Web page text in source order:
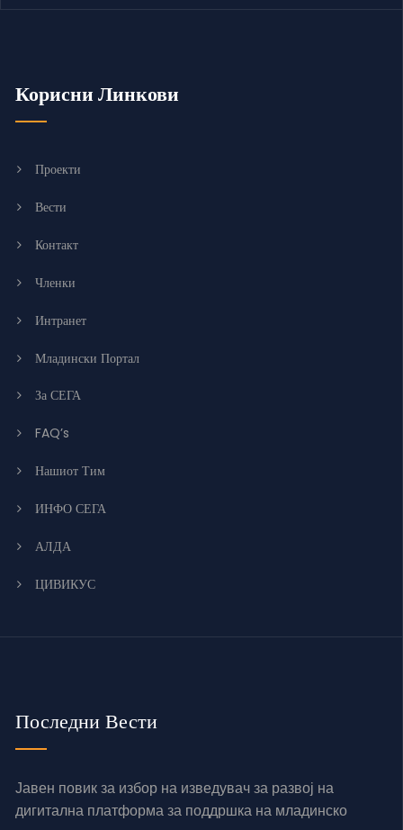
Корисни Линкови
Проекти
Вести
Контакт
Членки
Интранет
Младински Портал
За СЕГА
FAQ’s
Нашиот Тим
ИНФО СЕГА
АЛДА
ЦИВИКУС
Последни Вести
Јавен повик за избор на изведувач за развој на
дигитална платформа за поддршка на младинско